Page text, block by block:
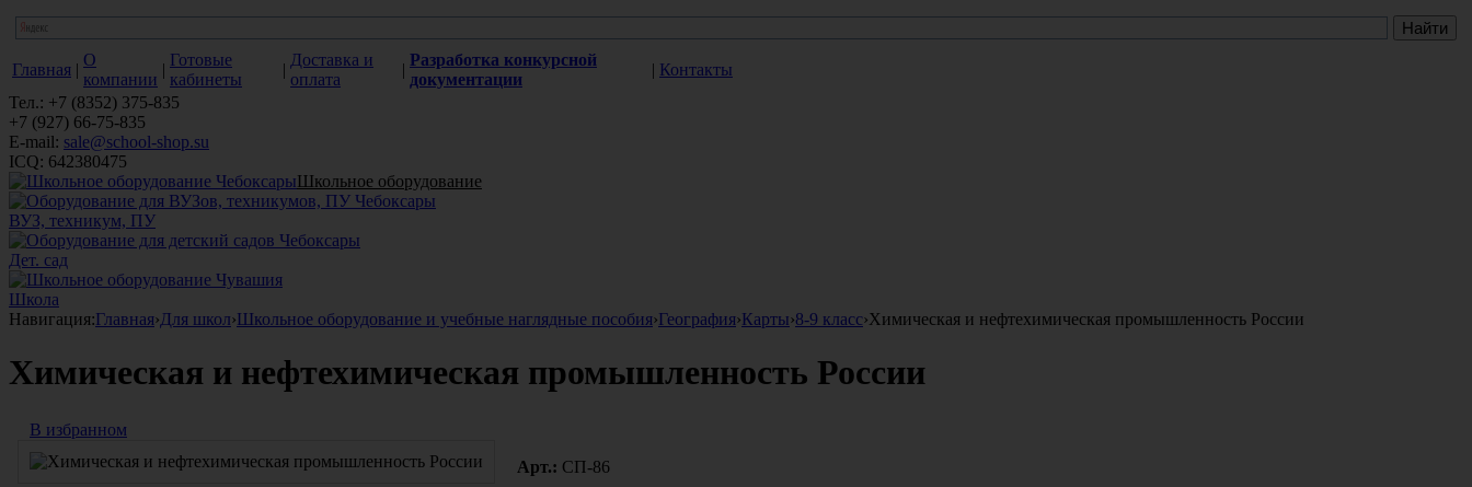
Главная |
О
компании
|
Готовые
кабинеты
|
Доставка и
оплата
|
Разработка конкурсной
документации
| Контакты
Тел.: +7 (8352) 375-835
+7 (927) 66-75-835
E-mail: sale@school-shop.su
ICQ: 642380475
Школьное оборудование
ВУЗ, техникум, ПУ
Дет. сад
Школа
Навигация:Главная›Для школ›Школьное оборудование и учебные наглядные пособия›География›Карты›8-9 класс›Химическая и нефтехимическая промышленность России
Химическая и нефтехимическая промышленность России
В избранном
Арт.: СП-86